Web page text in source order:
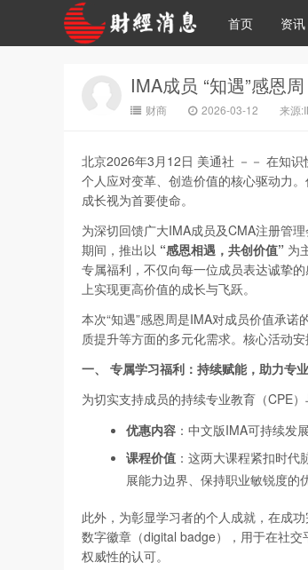
首页 资讯
IMA成员 “知遇”感恩
财商 2026-03-12 来源
北京2026年3月12日 美通社 －－ 在知
个人应对变革、创造价值的核心驱动力
成长视为首要使命。
为深切回馈广大IMA成员及CMA注册管
期间，推出以 “感恩相遇，共创价值” 为
专属福利，不仅向每一位成员表达诚挚
上实现更高价值的成长与飞跃。
本次“知遇”感恩周是IMA对成员价值承
质提升等方面的多元化需求。核心活动安
一、 专属学习福利：持续赋能，助力专
为切实支持成员的持续专业教育（CPE
优惠内容 ：中文版IMA可持续发
课程价值 ：这两大课程紧扣时
展能力边界、保持职业敏锐度的
此外，为彰显学习者的个人成就，在成
数字徽章（digital badge），用于在社交
权威性的认可。